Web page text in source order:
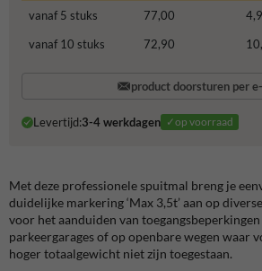
vanaf 5 stuks
77,00 4,9
vanaf 10 stuks
72,90
product doorsturen per
Levertijd:3-4 werkdagen ✓op voorraad
Met deze professionele spuitmal breng je
duidelijke markering ‘Max 3,5t’ aan op
voor het aanduiden van
parkeergarages of op openbare wegen waar
hoger totaalgewicht niet zijn toegestaan.